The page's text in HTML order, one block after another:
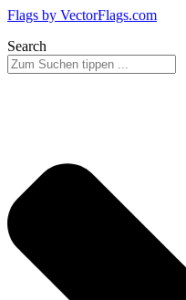
Flags by VectorFlags.com
Search